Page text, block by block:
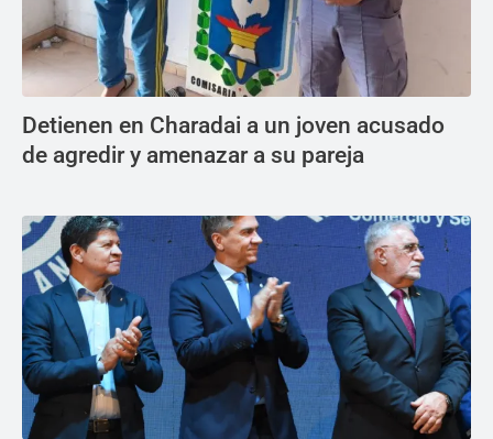
Detienen en Charadai a un joven acusado
de agredir y amenazar a su pareja